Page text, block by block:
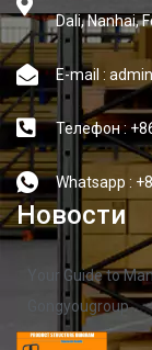
Dali, Nanhai,
E-mail :
Телефон :
Whatsapp :
Новости
Your Guide to
Gongyougroup